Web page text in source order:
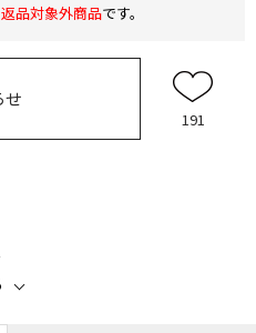
返品対象外商品です。
せ
191